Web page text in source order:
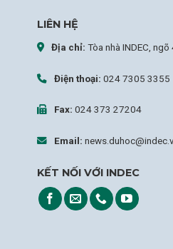
LIÊN HỆ
Địa chỉ: Tòa nhà INDEC,
Điện thoại: 024 7305 3355
Fax: 024 373 27204
Email:
KẾT NỐI VỚI INDEC